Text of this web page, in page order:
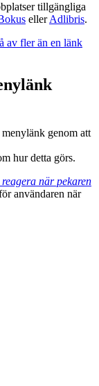
tillgängliga
ellerAdlibris.
av fler än en länk
genom att
hur detta görs.
när pekaren
användaren när